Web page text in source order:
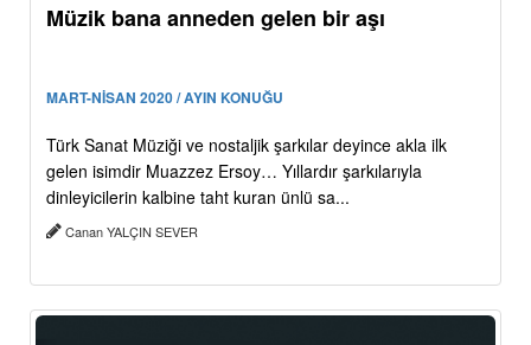
Müzik bana anneden gelen bir aşı
MART-NİSAN 2020 / AYIN KONUĞU
Türk Sanat Müziği ve nostaljik şarkılar deyince akla ilk
gelen isimdir Muazzez Ersoy… Yıllardır şarkılarıyla
dinleyicilerin kalbine taht kuran ünlü sa...
Canan YALÇIN SEVER